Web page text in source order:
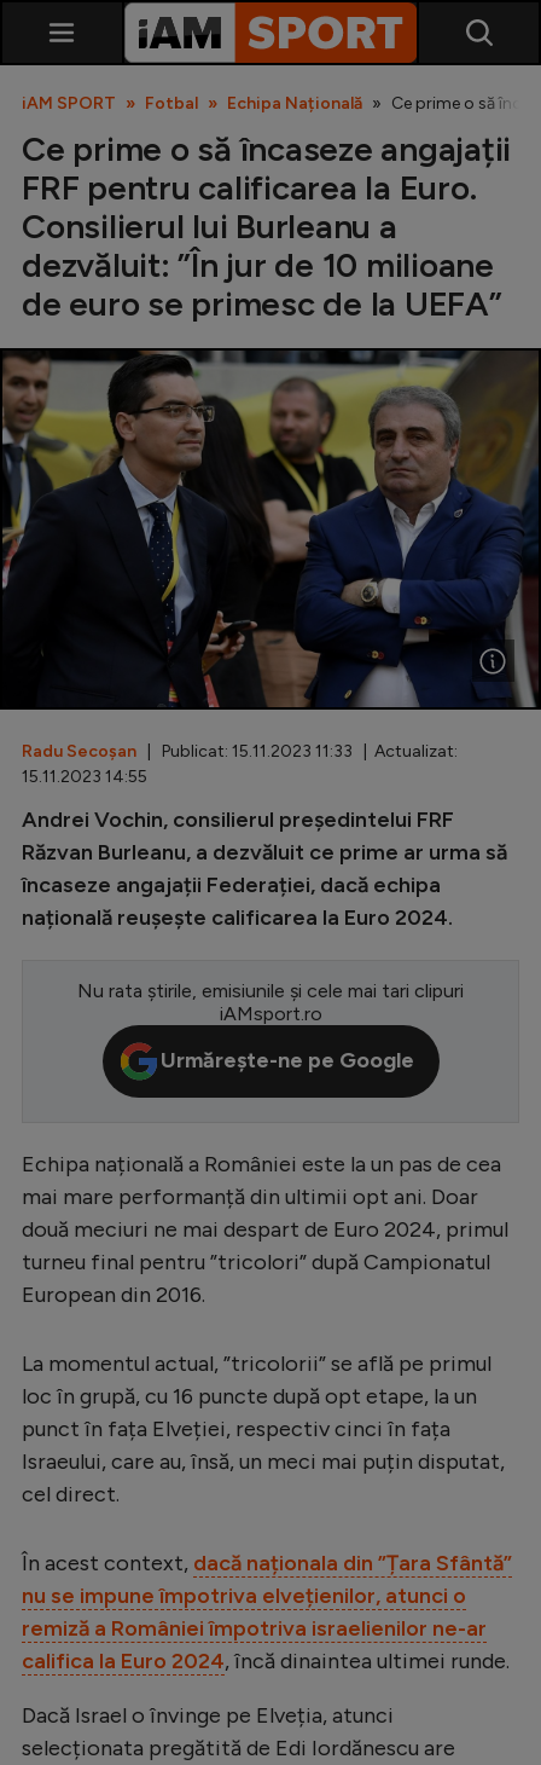
SuperLiga
Liga 2
Cupa României
Echipa Națională
U21
Fotbal feminin
Special
Diverse
Champions League
Europa League
Conference League
CM 2026
Premier League
LaLiga
Bundesliga
Ligue 1
Campionate
Starurile fotbalului
Stranieri
Clasamente
Tenis
Handbal
Natație
Gimnastică
iAM SPORT Fotbal Echipa Națională Ce prime o să
Ce prime o să încaseze angajații
FRF pentru calificarea la Euro.
Consilierul lui Burleanu a
dezvăluit: ”În jur de 10 milioane
de euro se primesc de la UEFA”
Radu Secoșan | Publicat: 15.11.2023 11:33 | Actualizat:
15.11.2023 14:55
Andrei Vochin, consilierul președintelui FRF
Răzvan Burleanu, a dezvăluit ce prime ar urma să
încaseze angajații Federației, dacă echipa
națională reușește calificarea la Euro 2024.
Nu rata știrile, emisiunile și cele mai tari clipuri
iAMsport.ro
Urmărește-ne pe Google
Echipa națională a României este la un pas de cea
mai mare performanță din ultimii opt ani. Doar
două meciuri ne mai despart de Euro 2024, primul
turneu final pentru ”tricolori” după Campionatul
European din 2016.
La momentul actual, ”tricolorii” se află pe primul
loc în grupă, cu 16 puncte după opt etape, la un
punct în fața Elveției, respectiv cinci în fața
Israeului, care au, însă, un meci mai puțin disputat,
cel direct.
În acest context, dacă naționala din ”Țara Sfântă”
nu se impune împotriva elvețienilor, atunci o
remiză a României împotriva israelienilor ne-ar
califica la Euro 2024, încă dinaintea ultimei runde.
Dacă Israel o învinge pe Elveția, atunci
selecționata pregătită de Edi Iordănescu are